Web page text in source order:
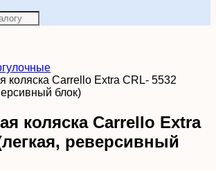
коляска Carrello Extra CRL- 5532
блок)
коляска Carrello Extra
реверсивный